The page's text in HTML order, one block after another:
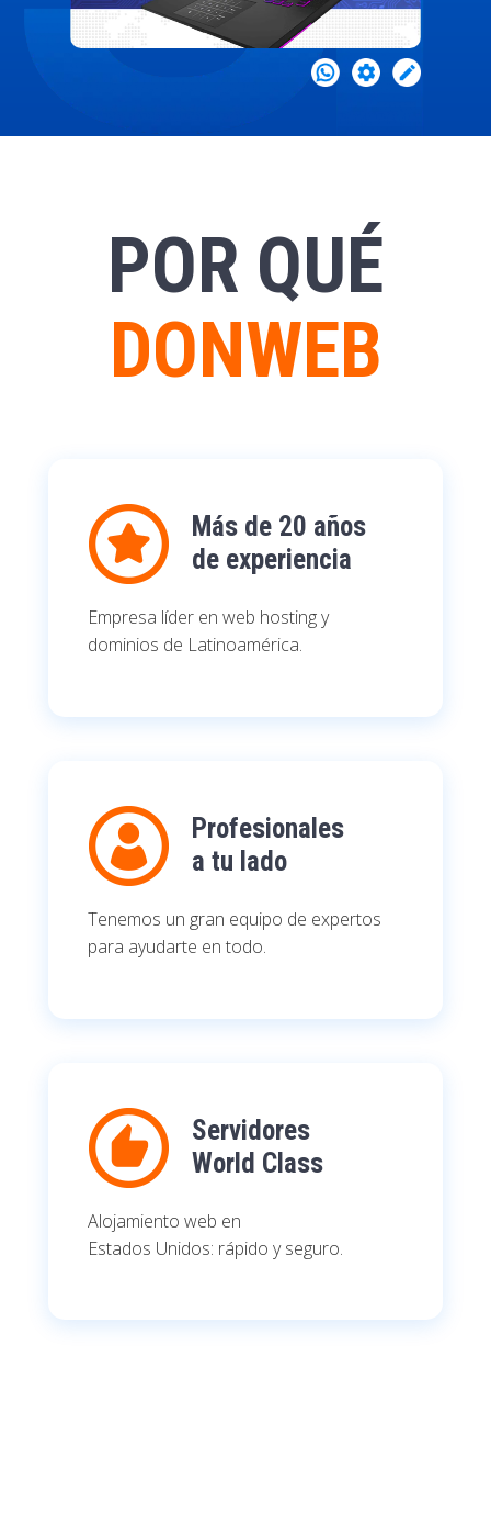
POR QUÉ
DONWEB
Más de 20 años
de experiencia
Empresa líder en web hosting y
dominios de Latinoamérica.
Profesionales
a tu lado
Tenemos un gran equipo de expertos
para ayudarte en todo.
Servidores
World Class
Alojamiento web en
Estados Unidos: rápido y seguro.